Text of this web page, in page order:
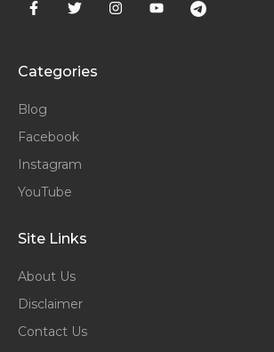
Categories
Blog
Facebook
Instagram
YouTube
Site Links
About Us
Disclaimer
Contact Us